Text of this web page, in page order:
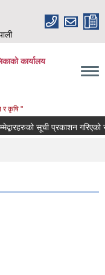
कार्यालय
र कृषि "
सूची प्रकाशन गरिएको